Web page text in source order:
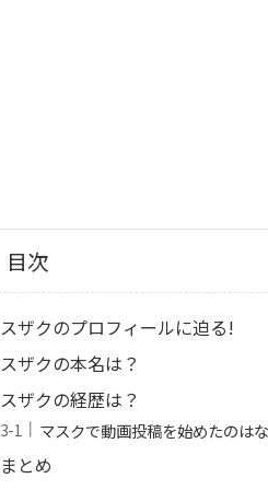
目次
スザクのプロフィールに迫る!
スザクの本名は？
スザクの経歴は？
マスクで動画投稿を始めたのは
まとめ